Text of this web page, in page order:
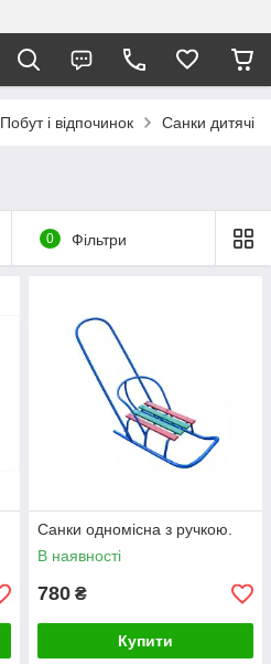
Побут і відпочинок Санки дитячі
0 Фільтри
Санки одномісна з ручкою.
В наявності
780 ₴
Купити